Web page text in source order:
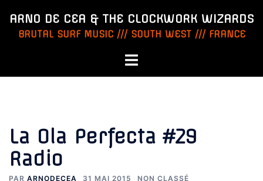
contenu
ARNO DE CEA & THE CLOCKWORK WIZARDS
BRUTAL SURF MUSIC /// SOUTH WEST /// FRANCE
Ouvrir/fermer
La Ola Perfecta #29
Radio
PAR ARNODECEA 31 MAI 2015 NON CLASSÉ